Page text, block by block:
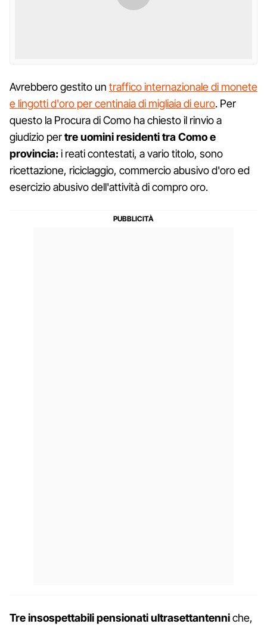
Avrebbero gestito un traffico internazionale di monete
e lingotti d'oro per centinaia di migliaia di euro. Per
questo la Procura di Como ha chiesto il rinvio a
giudizio pertre uomini residenti tra Como e
provincia:i reati contestati, a vario titolo, sono
ricettazione, riciclaggio, commercio abusivo d'oro ed
esercizio abusivo dell'attività di compro oro.
Tre insospettabili pensionati ultrasettantenniche,